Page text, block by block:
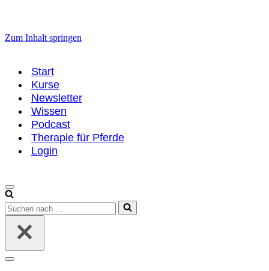
Zum Inhalt springen
Start
Kurse
Newsletter
Wissen
Podcast
Therapie für Pferde
Login
Navigationsmenü
Suchen
nach …
Navigationsmenü